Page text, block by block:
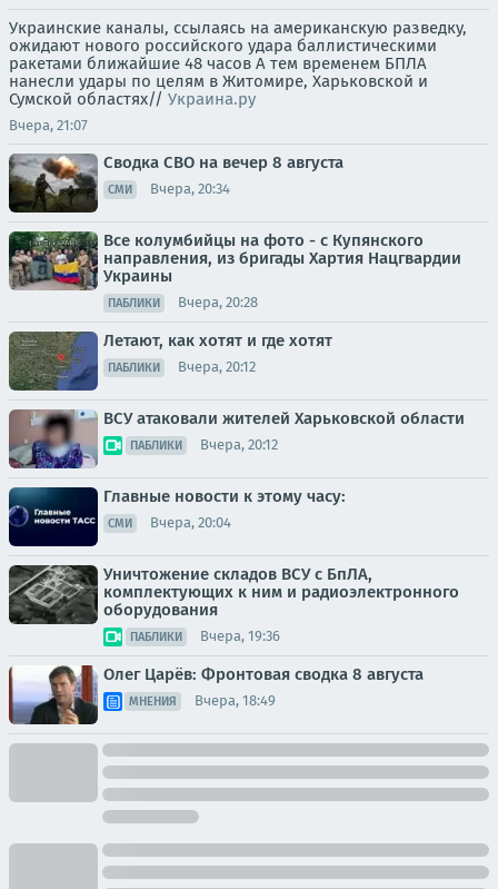
Украинские каналы, ссылаясь на американскую разведку,
ожидают нового российского удара баллистическими
ракетами ближайшие 48 часов А тем временем БПЛА
нанесли удары по целям в Житомире, Харьковской и
Сумской областях// Украина.ру
Вчера, 21:07
Сводка СВО на вечер 8 августа
СМИ Вчера, 20:34
Все колумбийцы на фото - с Купянского
направления, из бригады Хартия Нацгвардии
Украины
ПАБЛИКИ Вчера, 20:28
Летают, как хотят и где хотят
ПАБЛИКИ Вчера, 20:12
ВСУ атаковали жителей Харьковской области
ПАБЛИКИ Вчера, 20:12
Главные новости к этому часу:
СМИ Вчера, 20:04
Уничтожение складов ВСУ с БпЛА,
комплектующих к ним и радиоэлектронного
оборудования
ПАБЛИКИ Вчера, 19:36
Олег Царёв: Фронтовая сводка 8 августа
МНЕНИЯ Вчера, 18:49